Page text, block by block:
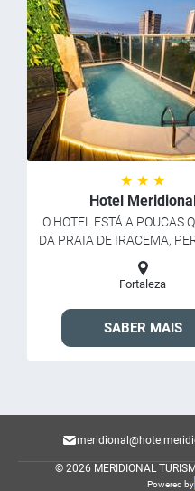
★ ★ ★
Hotel
O HOTEL ESTÁ A POUCAS
DA PRAIA DE IRACEMA,
Fortaleza
SABER MAIS
© 2026 MERIDIONAL
Powered by